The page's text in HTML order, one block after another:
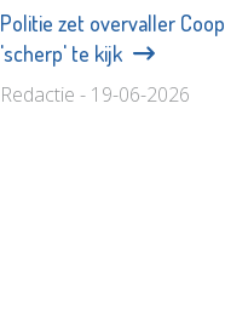
Politie zet overvaller Coop
'scherp' te kijk
Redactie - 19-06-2026